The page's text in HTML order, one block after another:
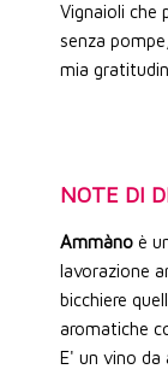
Vignaioli che
senza
mia
NOTE DI
Ammàno è
lavorazione
bicchiere
aromatiche
E' un vino da